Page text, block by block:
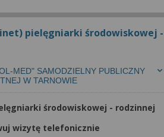
pielęgniarki środowiskowej -
MED" SAMODZIELNY PUBLICZNY
W TARNOWIE
środowiskowej - rodzinnej
wizytę telefonicznie